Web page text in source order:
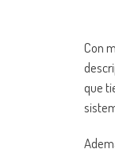
Con
que